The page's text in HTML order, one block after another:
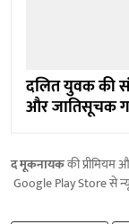
दलित युवक की
और जातिसूचक
द मूकनायककी
Google Play Store से